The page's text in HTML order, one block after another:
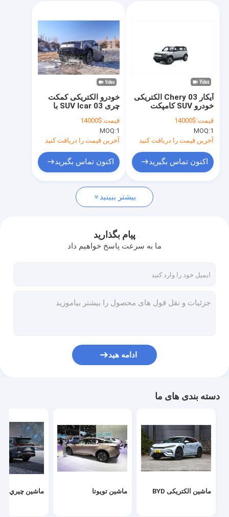
فیلم های
کنترل کیفیت
تماس با ما
درخواست نقل قول
ماشین الکتریکی BYD
ماشین الکتریکی لیکسیانگ
ماشین مرسدس
ماشین برقی سرس
ماشین الکتریکی Lynk & Co
ماشین دست دوم
خودرو الکتریکی کمکت
چری SUV Icar 03 با
کیلووات ساعت
قیمت:$14000
MOQ:1
آخرین قیمت را دریافت کنید
اکنون تماس بگیرید
آیکار 03 Chery الکتریکی
خودرو SUV کامپکت
طولانی
قیمت:$14000
MOQ:1
آخرین قیمت را دریافت کنید
اکنون تماس بگیرید
بیشتر ببینید
پیام بگذارید
ما به سرعت پاسخ خواهیم داد
ادامه هید
دسته بندی های ما
ماشین الکتریکی BYD ماشین تویوتا ماشين چيري